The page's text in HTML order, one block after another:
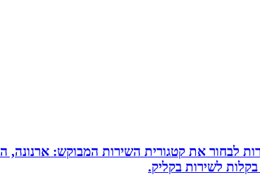
לבחור את קטגורית השירות המבוקש: ארנונה,
לשירות בקליק.